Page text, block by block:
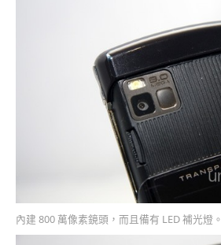
內建 800 萬像素鏡頭，而且備有 LED 補光燈。